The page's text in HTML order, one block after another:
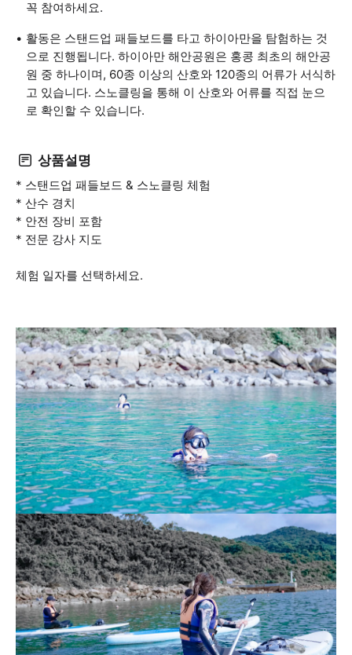
꼭 참여하세요.
활동은 스탠드업 패들보드를 타고 하이아만을 탐험하는 것
으로 진행됩니다. 하이아만 해안공원은 홍콩 최초의 해안공
원 중 하나이며, 60종 이상의 산호와 120종의 어류가 서식하
고 있습니다. 스노클링을 통해 이 산호와 어류를 직접 눈으
로 확인할 수 있습니다.
상품설명
* 스탠드업 패들보드 & 스노클링 체험
* 산수 경치
* 안전 장비 포함
* 전문 강사 지도
체험 일자를 선택하세요.